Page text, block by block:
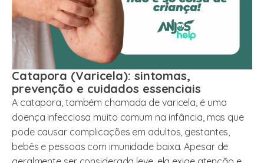
Catapora (Varicela): sintomas,
prevenção e cuidados essenciais
A catapora, também chamada de varicela, é uma
doença infecciosa muito comum na infância, mas que
pode causar complicações em adultos, gestantes,
bebês e pessoas com imunidade baixa. Apesar de